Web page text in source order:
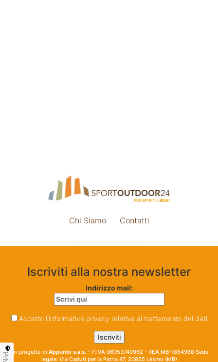
Chi Siamo Contatti
Iscriviti alla nostra newsletter
Indirizzo mail:
Accetto l'informativa privacy relativa al trattamento dei dati
Un progetto di Appunto s.a.s. - P.IVA 06053740962 - REA MB-1854968 Sede
legale: Via Caduti per la Patria 47, 20855 Lesmo (MB)